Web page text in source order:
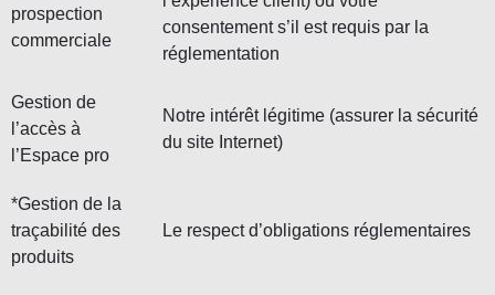
prospection
commerciale
consentement s’il est requis par la
réglementation
Gestion de
l’accès à
l’Espace pro
Notre intérêt légitime (assurer la sécurité
du site Internet)
*Gestion de la
traçabilité des
produits
Le respect d’obligations réglementaires